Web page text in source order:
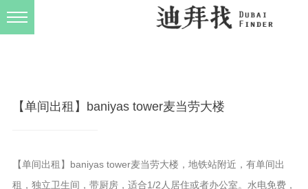
【单间出租】baniyas tower麦当劳大楼
【单间出租】baniyas tower麦当劳大楼，地铁站附近，有单间出
租，独立卫生间，带厨房，适合1/2人居住或者办公室。水电免费，